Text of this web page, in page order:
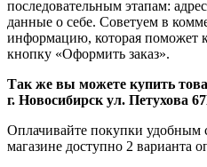
последовательным этапам:
данные о себе. Советуем в
информацию, которая поможет
кнопку «Оформить заказ».
Так же вы можете купить
г. Новосибирск ул. Петухова
Оплачивайте покупки удобным
магазине доступно 2 варианта